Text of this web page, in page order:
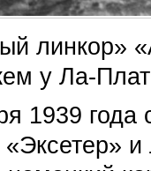
линкор»
у Ла-
1939 года
и